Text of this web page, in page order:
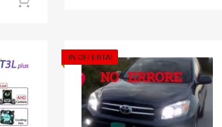
Aggiungi ai preferiti
Aggiungi al confronto
IN OFFERTA!